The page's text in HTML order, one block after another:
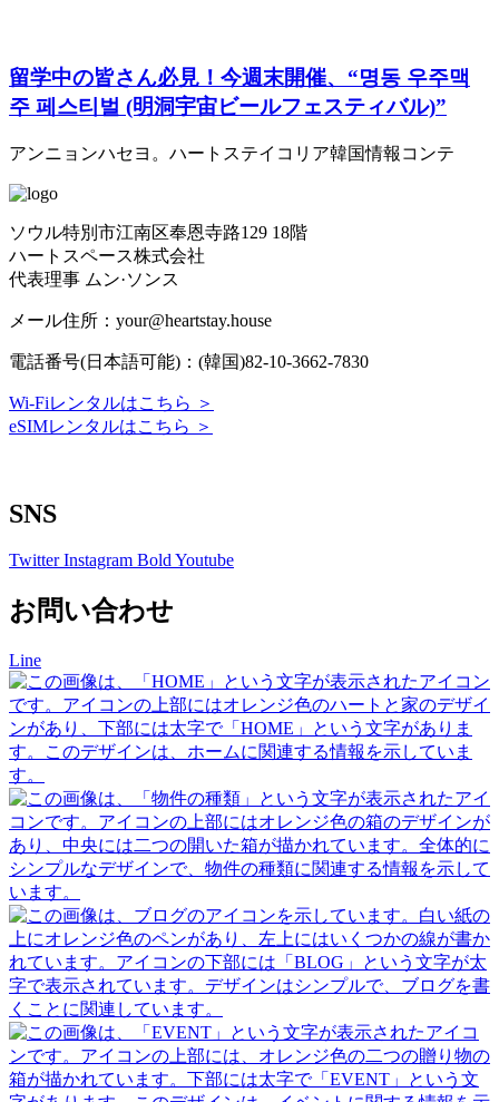
留学中の皆さん必見！今週末開催、“명동 우주맥
주 페스티벌 (明洞宇宙ビールフェスティバル)”
アンニョンハセヨ。ハートステイコリア韓国情報コンテ
ソウル特別市江南区奉恩寺路129 18階
ハートスペース株式会社
代表理事 ムン·ソンス
メール住所：your@heartstay.house
電話番号(日本語可能)：(韓国)82-10-3662-7830
Wi-Fiレンタルはこちら ＞
eSIMレンタルはこちら ＞
SNS
Twitter Instagram BoldYoutube
お問い合わせ
Line